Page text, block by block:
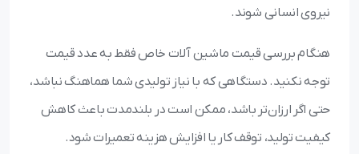
نیروی انسانی شوند.
هنگام بررسی قیمت ماشین آلات خاص فقط به عدد قیمت
توجه نکنید. دستگاهی که با نیاز تولیدی شما هماهنگ نباشد،
حتی اگر ارزان‌تر باشد، ممکن است در بلندمدت باعث کاهش
کیفیت تولید، توقف کار یا افزایش هزینه تعمیرات شود.